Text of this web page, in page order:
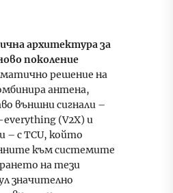
архитектура за
поколение
решение на
антена,
външни сигнали –
(V2X) и
– с TCU, който
към системите
на тези
значително